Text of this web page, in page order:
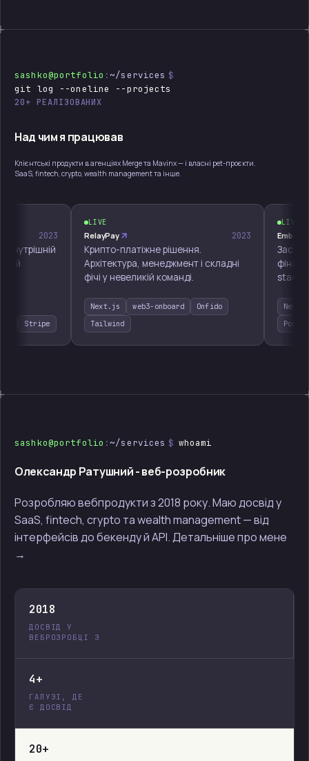
sashko@portfolio :~/services $
git log --oneline --projects
20+ РЕАЛІЗОВАНИХ
Над чим я працював
Клієнтські продукти в агенціях Merge та Mavinx — і власні pet-проєкти.
SaaS, fintech, crypto, wealth management та інше.
2023
Stripe
LIVE
RelayPay 2023
Крипто-платіжне рішення.
Архітектура, менеджмент і складні
фічі у невеликій команді.
Next.js web3-onboard
Onfido
Tailwind
LIVE
Ember
stack:
Next.js
sashko@portfolio :~/services $ whoami
Олександр Ратушний - веб-розробник
Розробляю вебпродукти з 2018 року. Маю досвід у
SaaS, fintech, crypto та wealth management — від
інтерфейсів до бекенду й API.Детальніше про мене
→
2018
ДОСВІД У
ВЕБРОЗРОБЦІ З
4+
ГАЛУЗІ, ДЕ
Є ДОСВІД
20+